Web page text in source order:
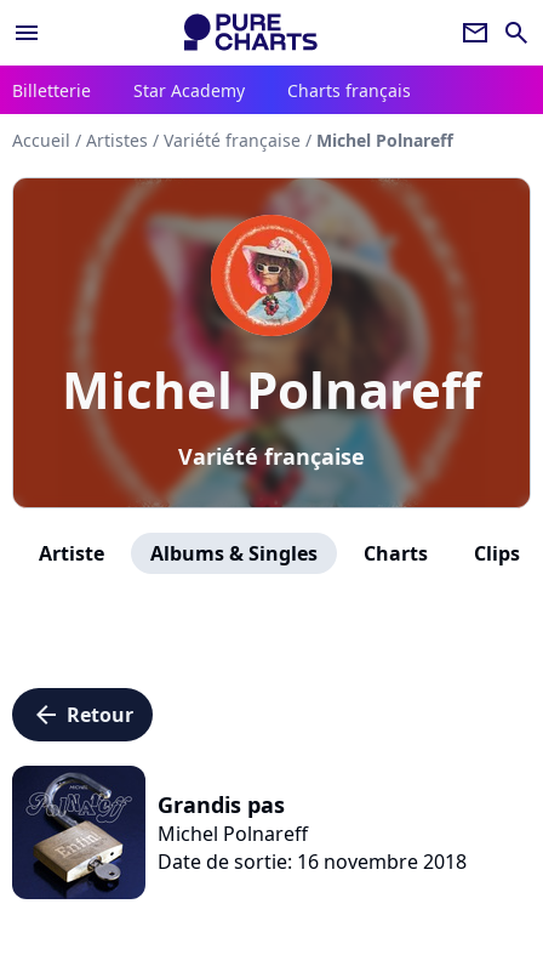
menu newsletter search
Billetterie Star Academy Charts français
Accueil / Artistes / Variété française / Michel Polnareff
Michel Polnareff
Variété française
Artiste Albums & Singles Charts Clips
arrow_left Retour
Grandis pas
Michel Polnareff
Date de sortie: 16 novembre 2018